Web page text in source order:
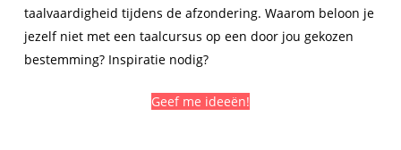
taalvaardigheid tijdens de afzondering. Waarom beloon je
jezelf niet met een taalcursus op een door jou gekozen
bestemming? Inspiratie nodig?
Geef me ideeën!